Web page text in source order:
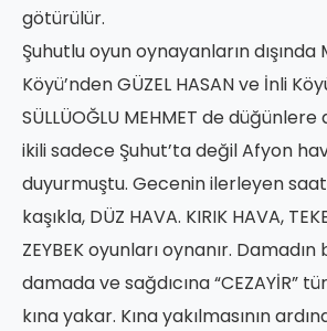
götürülür.
Şuhutlu oyun oynayanların dışında
Köyü’nden GÜZEL HASAN ve İnli
SÜLLÜOĞLU MEHMET de
ikili sadece Şuhut’ta değil Afyon
duyurmuştu. Gecenin ilerleyen
kaşıkla, DÜZ HAVA. KIRIK HAVA,
ZEYBEK oyunları oynanır.
damada ve sağdıcına “CEZAYİR”
kına yakar. Kına yakılmasının